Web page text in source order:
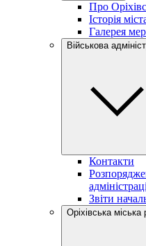
Про
Історія
Галерея
Військова
Контакти
Звіти
Оріхівська міська